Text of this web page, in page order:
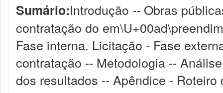
Sumário:Introdução -- Obras
contratação do
Fase interna. Licitação - Fase
contratação -- Metodologia --
dos resultados -- Apêndice - Roteiro